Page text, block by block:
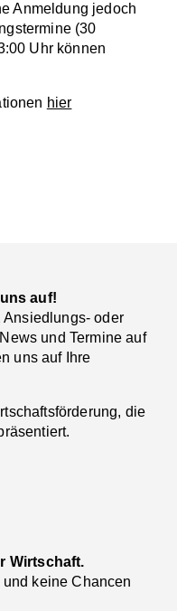
Anmeldung jedoch
(30
Uhr können
hier
auf!
Ansiedlungs- oder
und Termine auf
uns auf Ihre
die
Wirtschaft.
keine Chancen